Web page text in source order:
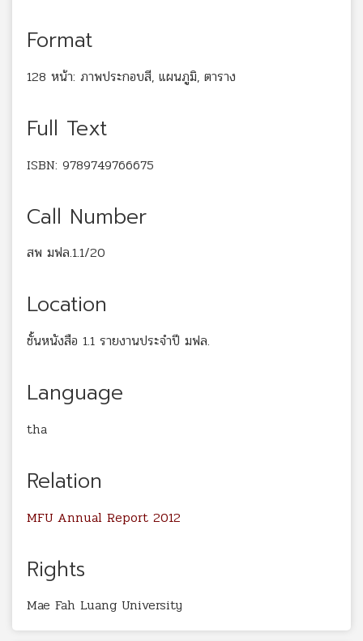
Format
128 หน้า: ภาพประกอบสี, แผนภูมิ, ตาราง
Full Text
ISBN: 9789749766675
Call Number
สพ มฟล.1.1/20
Location
ชั้นหนังสือ 1.1 รายงานประจำปี มฟล.
Language
tha
Relation
MFU Annual Report 2012
Rights
Mae Fah Luang University